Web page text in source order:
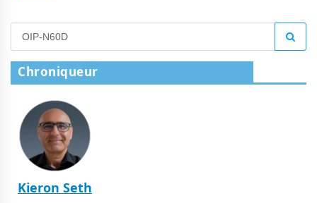
Chroniqueur
Kieron Seth